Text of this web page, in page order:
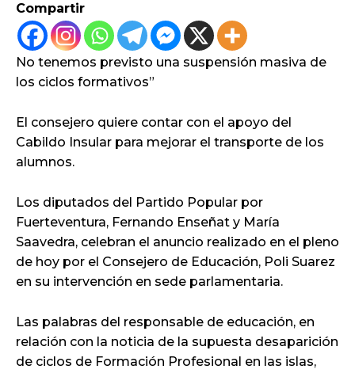
Compartir
No tenemos previsto una suspensión masiva de
los ciclos formativos”
El consejero quiere contar con el apoyo del
Cabildo Insular para mejorar el transporte de los
alumnos.
Los diputados del Partido Popular por
Fuerteventura, Fernando Enseñat y María
Saavedra, celebran el anuncio realizado en el pleno
de hoy por el Consejero de Educación, Poli Suarez
en su intervención en sede parlamentaria.
Las palabras del responsable de educación, en
relación con la noticia de la supuesta desaparición
de ciclos de Formación Profesional en las islas,